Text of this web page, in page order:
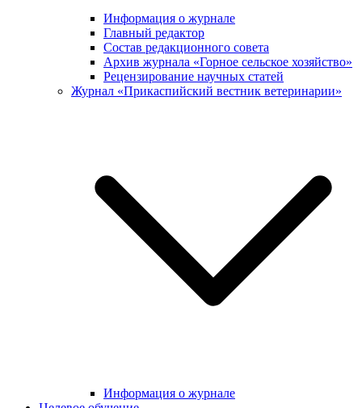
Информация о журнале
Главный редактор
Состав редакционного совета
Архив журнала «Горное сельское хозяйство»
Рецензирование научных статей
Журнал «Прикаспийский вестник ветеринарии»
Информация о журнале